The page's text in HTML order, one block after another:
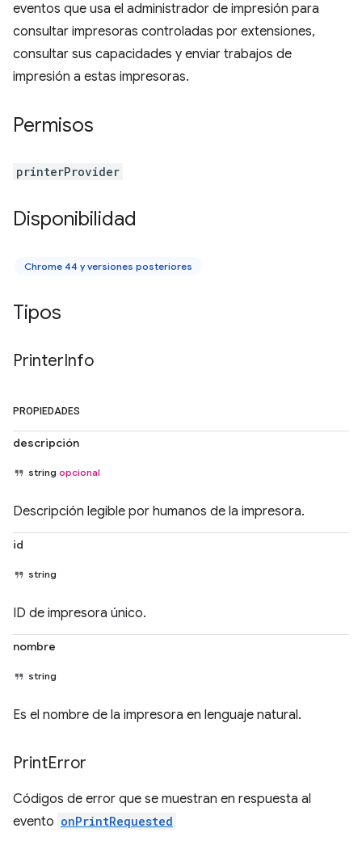
eventos que usa el administrador de impresión para
consultar impresoras controladas por extensiones,
consultar sus capacidades y enviar trabajos de
impresión a estas impresoras.
Permisos
printerProvider
Disponibilidad
Chrome 44 y versiones posteriores
Tipos
PrinterInfo
PROPIEDADES
descripción
string opcional
Descripción legible por humanos de la impresora.
id
string
ID de impresora único.
nombre
string
Es el nombre de la impresora en lenguaje natural.
PrintError
Códigos de error que se muestran en respuesta al
evento onPrintRequested